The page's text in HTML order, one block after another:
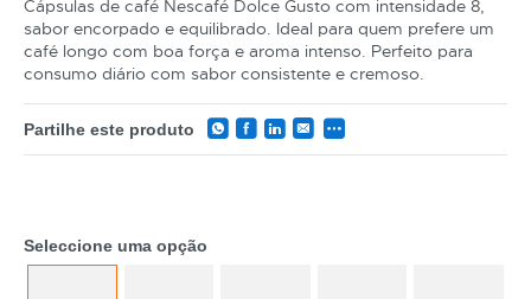
Cápsulas de café Nescafé Dolce Gusto com intensidade 8,
sabor encorpado e equilibrado. Ideal para quem prefere um
café longo com boa força e aroma intenso. Perfeito para
consumo diário com sabor consistente e cremoso.
Partilhe este produto
Seleccione uma opção